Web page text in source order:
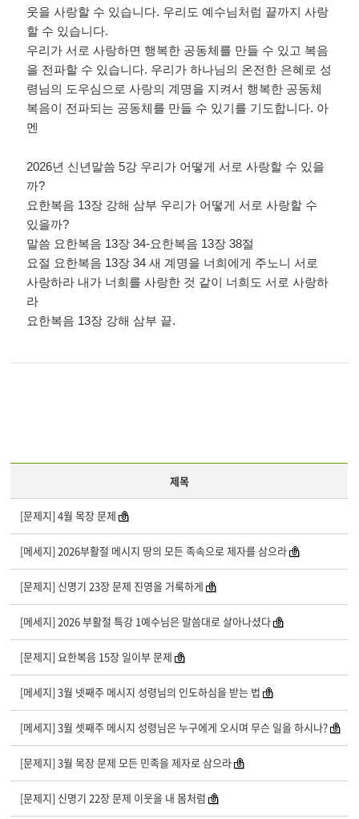
웃을 사랑할 수 있습니다. 우리도 예수님처럼 끝까지 사랑
할 수 있습니다.
우리가 서로 사랑하면 행복한 공동체를 만들 수 있고 복음
을 전파할 수 있습니다. 우리가 하나님의 온전한 은혜로 성
령님의 도우심으로 사랑의 계명을 지켜서 행복한 공동체
복음이 전파되는 공동체를 만들 수 있기를 기도합니다. 아
멘
2026년 신년말씀5강 우리가 어떻게 서로 사랑할 수 있을
까?
요한복음 13장 강해 삼부 우리가 어떻게 서로 사랑할 수
있을까?
말씀 요한복음 13장34-요한복음 13장38절
요절 요한복음 13장34새 계명을 너희에게 주노니 서로
사랑하라 내가 너희를 사랑한 것 같이 너희도 서로 사랑하
라
요한복음 13장 강해 삼부 끝.
제목
[문제지] 4월 목장 문제
[메세지] 2026부활절 메시지 땅의 모든 족속으로 제자를 삼으라
[문제지] 신명기 23장 문제 진영을 거룩하게
[메세지] 2026 부활절 특강 1예수님은 말씀대로 살아나셨다
[문제지] 요한복음 15장 일이부 문제
[메세지] 3월 넷째주 메시지 성령님의 인도하심을 받는 법
[메세지] 3월 셋째주 메시지 성령님은 누구에게 오시며 무슨 일을 하시나?
[문제지] 3월 목장 문제 모든 민족을 제자로 삼으라
[문제지] 신명기 22장 문제 이웃을 내 몸처럼